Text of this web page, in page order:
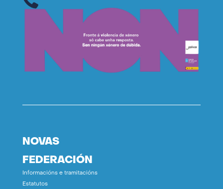
NOVAS
FEDERACIÓN
Informacións e tramitacións
Estatutos